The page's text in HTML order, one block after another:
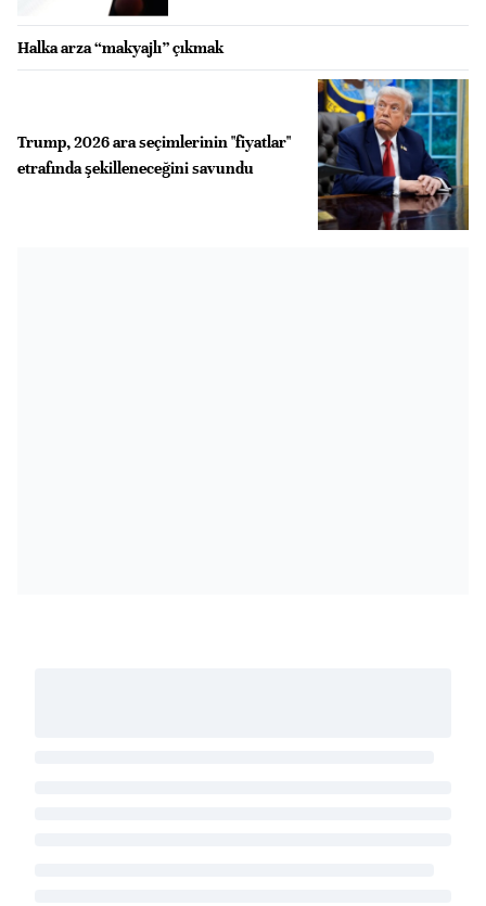
Halka arza “makyajlı” çıkmak
Trump, 2026 ara seçimlerinin "fiyatlar"
etrafında şekilleneceğini savundu